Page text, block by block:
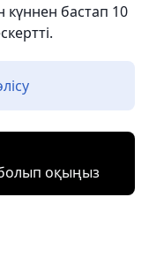
күннен бастап 10
оқыңыз